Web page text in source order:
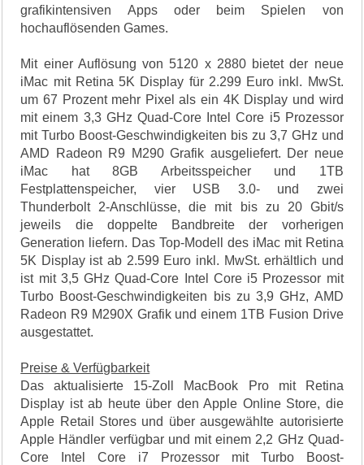
grafikintensiven Apps oder beim Spielen von
hochauflösenden Games.
Mit einer Auflösung von 5120 x 2880 bietet der neue
iMac mit Retina 5K Display für 2.299 Euro inkl. MwSt.
um 67 Prozent mehr Pixel als ein 4K Display und wird
mit einem 3,3 GHz Quad-Core Intel Core i5 Prozessor
mit Turbo Boost-Geschwindigkeiten bis zu 3,7 GHz und
AMD Radeon R9 M290 Grafik ausgeliefert. Der neue
iMac hat 8GB Arbeitsspeicher und 1TB
Festplattenspeicher, vier USB 3.0- und zwei
Thunderbolt 2-Anschlüsse, die mit bis zu 20 Gbit/s
jeweils die doppelte Bandbreite der vorherigen
Generation liefern. Das Top-Modell des iMac mit Retina
5K Display ist ab 2.599 Euro inkl. MwSt. erhältlich und
ist mit 3,5 GHz Quad-Core Intel Core i5 Prozessor mit
Turbo Boost-Geschwindigkeiten bis zu 3,9 GHz, AMD
Radeon R9 M290X Grafik und einem 1TB Fusion Drive
ausgestattet.
Preise & Verfügbarkeit
Das aktualisierte 15-Zoll MacBook Pro mit Retina
Display ist ab heute über den Apple Online Store, die
Apple Retail Stores und über ausgewählte autorisierte
Apple Händler verfügbar und mit einem 2,2 GHz Quad-
Core Intel Core i7 Prozessor mit Turbo Boost-